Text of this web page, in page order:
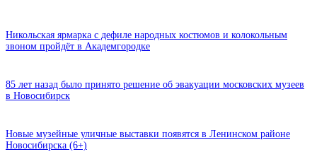
Никольская ярмарка с дефиле народных костюмов и колокольным
звоном пройдёт в Академгородке
85 лет назад было принято решение об эвакуации московских музеев
в Новосибирск
Новые музейные уличные выставки появятся в Ленинском районе
Новосибирска (6+)